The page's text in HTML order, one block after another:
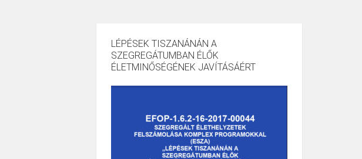
LÉPÉSEK TISZANÁNÁN A
SZEGREGÁTUMBAN ÉLŐK
ÉLETMINŐSÉGÉNEK JAVÍTÁSÁÉRT